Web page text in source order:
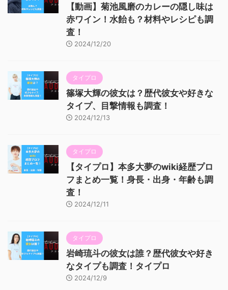
【動画】菊池風磨のカレーの隠し味は
赤ワイン！水飴も？材料やレシピも調
査！
2024/12/20
タイプロ
篠塚大輝の彼女は？歴代彼女や好きな
タイプ、目撃情報も調査！
2024/12/13
タイプロ
【タイプロ】本多大夢のwiki経歴プロ
フまとめ一覧！身長・出身・年齢も調
査！
2024/12/11
タイプロ
岩崎琉斗の彼女は誰？歴代彼女や好き
なタイプも調査！タイプロ
2024/12/9